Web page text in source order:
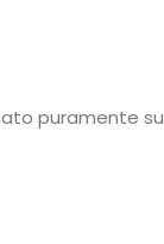
puramente